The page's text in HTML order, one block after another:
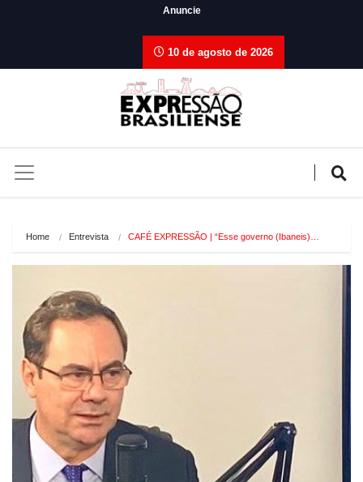
Anuncie
10 de agosto de 2026
Home Entrevista CAFÉ EXPRESSÃO | “Esse governo (Ibaneis)…